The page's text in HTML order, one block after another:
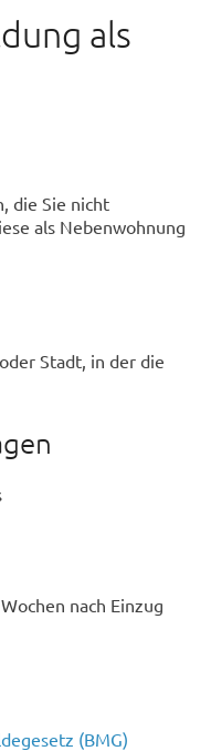
als
die Sie nicht
als Nebenwohnung
Stadt, in der die
nach Einzug
(BMG)